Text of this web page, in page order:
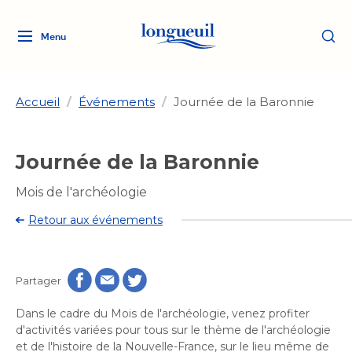
Menu
Logo
Ville
lien
Ma ville, ma propriété
Aménagement et urbanisme
Aménagement et urbanisme
Taxes
Loisirs et culture
Arts et culture
Bibliothèques
Développement social
Développement social
Déneigement
Eau
Eau
Transition socioécologique
et mobilité
Activités artistiques et
culturelles
Accueil / Événements / Journée de la Baronnie
Journée de la Baronnie
Mois de l'archéologie
Retour aux événements
Partager
Dans le cadre du Mois de l'archéologie, venez profiter
d'activités variées pour tous sur le thème de l'archéologie
et de l'histoire de la Nouvelle-France, sur le lieu même de